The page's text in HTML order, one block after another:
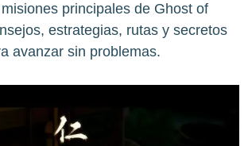
principales de Ghost of
estrategias, rutas y secretos
avanzar sin problemas.